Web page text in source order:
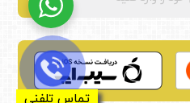
تماس تلفنی